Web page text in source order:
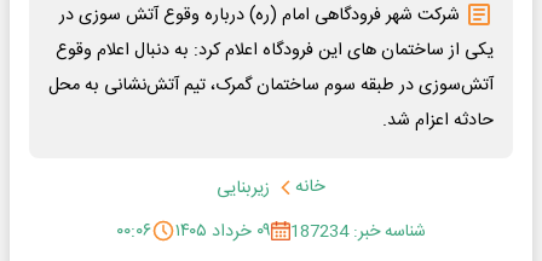
شرکت شهر فرودگاهی امام (ره) درباره وقوع آتش سوزی در
یکی از ساختمان های این فرودگاه اعلام کرد: به دنبال اعلام وقوع
آتش‌سوزی در طبقه سوم ساختمان گمرک، تیم آتش‌نشانی به محل
حادثه اعزام شد.
خانه
زیربنایی
شناسه خبر: 187234
۰۹ خرداد ۱۴۰۵ ۰۰:۰۶